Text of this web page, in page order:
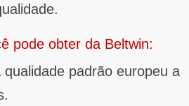
pode obter da Beltwin:
padrão europeu a